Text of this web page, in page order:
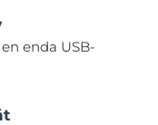
enda USB-